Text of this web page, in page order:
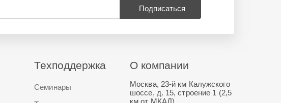
Подписаться
Техподдержка
Семинары
О компании
Москва, 23-й км Калужского
шоссе, д. 15, строение 1 (2,5
км от МКАД)